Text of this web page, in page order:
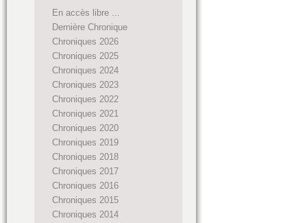
En accès libre ...
Dernière Chronique
Chroniques 2026
Chroniques 2025
Chroniques 2024
Chroniques 2023
Chroniques 2022
Chroniques 2021
Chroniques 2020
Chroniques 2019
Chroniques 2018
Chroniques 2017
Chroniques 2016
Chroniques 2015
Chroniques 2014